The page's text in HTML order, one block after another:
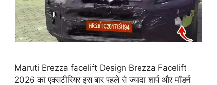
Maruti Brezza facelift Design Brezza Facelift
2026 का एक्सटीरियर इस बार पहले से ज्यादा शार्प और मॉडर्न